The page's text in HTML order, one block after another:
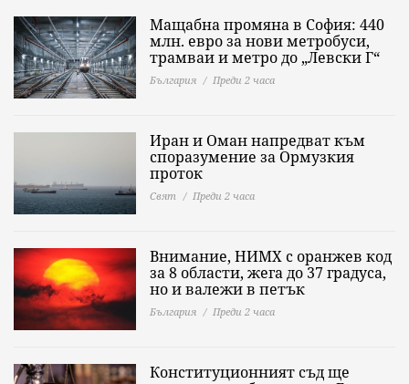
Мащабна промяна в София: 440
млн. евро за нови метробуси,
трамваи и метро до „Левски Г“
България Преди 2 часа
Иран и Оман напредват към
споразумение за Ормузкия
проток
Свят Преди 2 часа
Внимание, НИМХ с оранжев код
за 8 области, жега до 37 градуса,
но и валежи в петък
България Преди 2 часа
Конституционният съд ще